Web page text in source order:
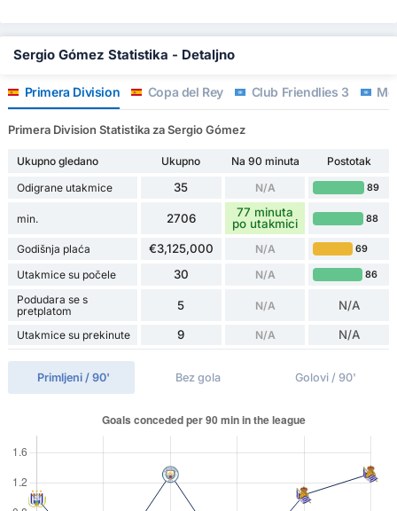
Sergio Gómez Statistika - Detaljno
Primera Division Copa del Rey Club Friendlies 3
Primera Division Statistika za Sergio Gómez
Ukupno gledano Ukupno Na 90 minuta
Postotak
Odigrane utakmice
35 N/A 89
min. 2706
77 minuta
po utakmici
88
Godišnja plaća €3,125,000 N/A 69
Utakmice su počele 30 N/A 86
Podudara se s
pretplatom
5 N/A N/A
Utakmice su prekinute 9 N/A N/A
Primljeni / 90' Bez gola Golovi / 90'